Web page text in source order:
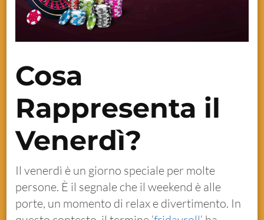
Cosa
Rappresenta il
Venerdì?
Il venerdì è un giorno speciale per molte
persone. È il segnale che il weekend è alle
porte, un momento di relax e divertimento. In